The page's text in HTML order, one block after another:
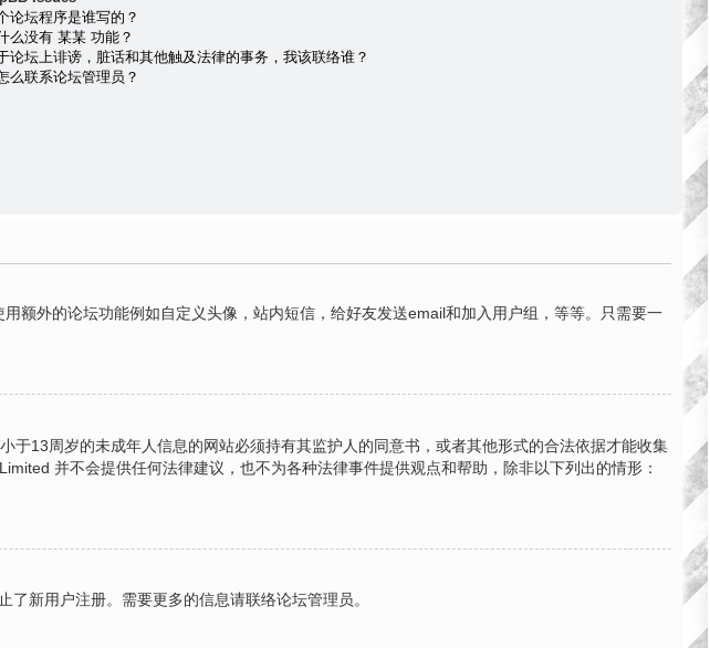
论坛程序是谁写的？
么没有 某某 功能？
论坛上诽谤，脏话和其他触及法律的事务，我该联络谁？
么联系论坛管理员？
额外的论坛功能例如自定义头像，站内短信，给好友发送email和加入用户组，等等。只需要一
13周岁的未成年人信息的网站必须持有其监护人的同意书，或者其他形式的合法依据才能收集
并不会提供任何法律建议，也不为各种法律事件提供观点和帮助，除非以下列出的情形：
新用户注册。需要更多的信息请联络论坛管理员。